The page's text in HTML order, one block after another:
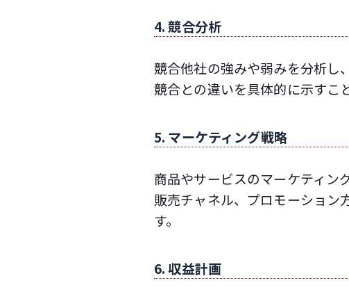
4. 競合分析
競合他社の強みや弱みを分析し
競合との違いを具体的に示すこ
5. マーケティング戦略
商品やサービスのマーケティン
販売チャネル、プロモーション
す。
6. 収益計画